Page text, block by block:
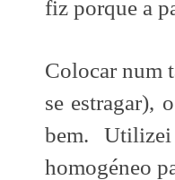
fiz porque a
Colocar num
se estragar),
bem.
homogéneo